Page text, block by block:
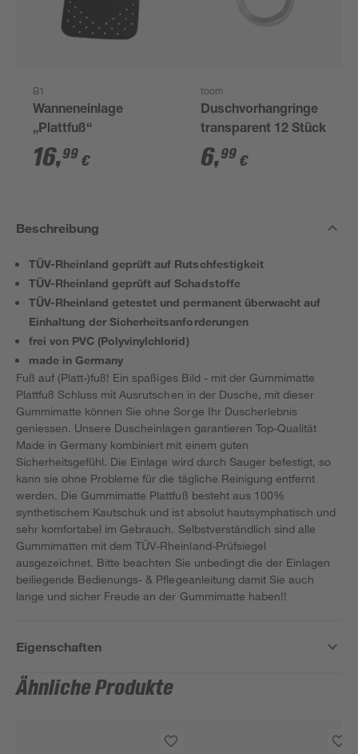
B1
Wanneneinlage
„Plattfuß“
16,99 €
toom
Duschvorhangringe
transparent 12 Stück
6,99 €
Beschreibung
TÜV-Rheinland geprüft auf Rutschfestigkeit
TÜV-Rheinland geprüft auf Schadstoffe
TÜV-Rheinland getestet und permanent überwacht auf
Einhaltung der Sicherheitsanforderungen
frei von PVC (Polyvinylchlorid)
made in Germany
Fuß auf (Platt-)fuß! Ein spaßiges Bild - mit der Gummimatte
Plattfuß Schluss mit Ausrutschen in der Dusche, mit dieser
Gummimatte können Sie ohne Sorge Ihr Duscherlebnis
geniessen. Unsere Duscheinlagen garantieren Top-Qualität
Made in Germany kombiniert mit einem guten
Sicherheitsgefühl. Die Einlage wird durch Sauger befestigt, so
kann sie ohne Probleme für die tägliche Reinigung entfernt
werden. Die Gummimatte Plattfuß besteht aus 100%
synthetischem Kautschuk und ist absolut hautsymphatisch und
sehr komfortabel im Gebrauch. Selbstverständlich sind alle
Gummimatten mit dem TÜV-Rheinland-Prüfsiegel
ausgezeichnet. Bitte beachten Sie unbedingt die der Einlagen
beiliegende Bedienungs- & Pflegeanleitung damit Sie auch
lange und sicher Freude an der Gummimatte haben!!
Eigenschaften
Ähnliche Produkte